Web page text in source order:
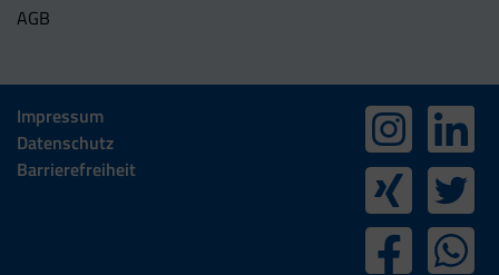
AGB
Impressum
Datenschutz
Barrierefreiheit